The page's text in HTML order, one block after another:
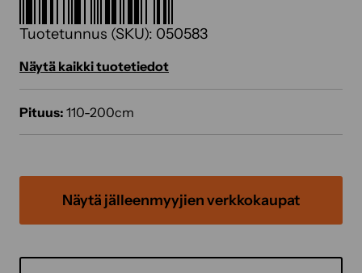
Tuotetunnus (SKU): 050583
Näytä kaikki tuotetiedot
Pituus: 110-200cm
Näytä jälleenmyyjien verkkokaupat